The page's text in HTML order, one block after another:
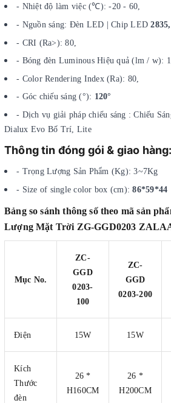
- Nhiệt độ làm việc (℃): -20 - 60,
- Nguồn sáng: Đèn LED | Chip LED2835,
- CRI (Ra>): 80,
- Bóng đèn Luminous Hiệu quả (lm / w):
- Color Rendering Index (Ra): 80,
- Góc chiếu sáng (°): 120°
- Dịch vụ giải pháp chiếu sáng : Chiếu
Dialux Evo Bố Trí, Lite
Thông tin đóng gói & giao hàng:
- Trọng Lượng Sản Phẩm (Kg): 3~7Kg
- Size of single color box (cm): 86*59*44
Bảng so sánh thông số theo mã sản
Lượng Mặt Trời ZG-GGD0203
Mục No.
ZC-
GGD
0203-
100
ZC-
GGD
0203-200
Điện 15W 15W
Kích
Thước
đèn
26 *
H160CM
26 *
H200CM